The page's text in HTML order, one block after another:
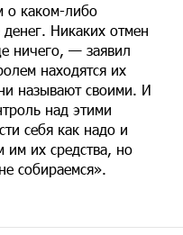
о каком-либо
Никаких отмен
ничего, — заявил
находятся их
называют своими. И
над этими
себя как надо и
им их средства, но
собираемся».